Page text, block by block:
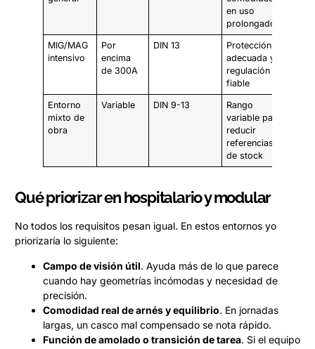
en uso
prolongado
MIG/MAG
intensivo
Por
encima
de 300A
DIN 13
Protección
adecuada y
regulación
fiable
Entorno
mixto de
obra
Variable DIN 9-13
Rango
variable para
reducir
referencias
de stock
Qué priorizar en hospitalario y modular
No todos los requisitos pesan igual. En estos entornos yo
priorizaría lo siguiente:
Campo de visión útil. Ayuda más de lo que parece
cuando hay geometrías incómodas y necesidad de
precisión.
Comodidad real de arnés y equilibrio. En jornadas
largas, un casco mal compensado se nota rápido.
Función de amolado o transición de tarea. Si el equipo